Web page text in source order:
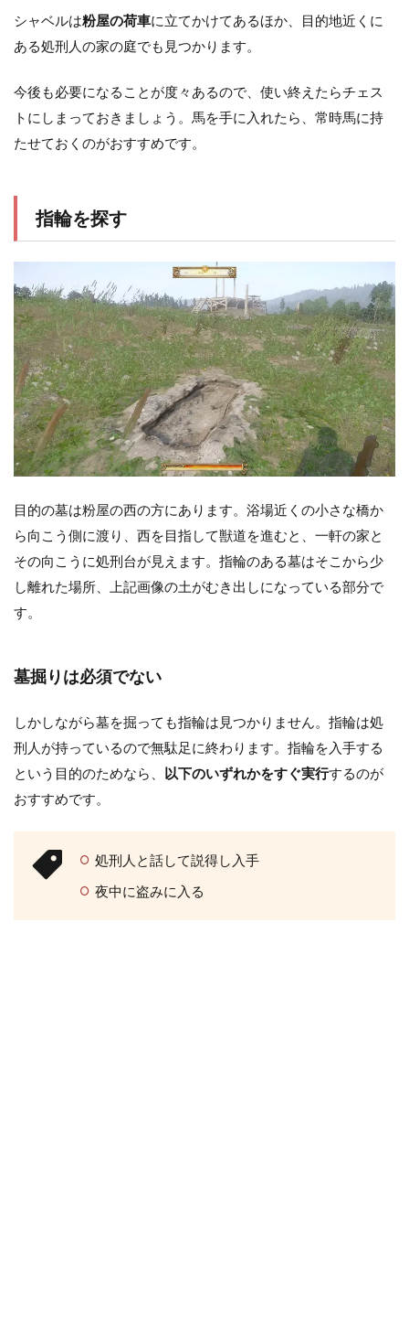
シャベルは粉屋の荷車に立てかけてあるほか、目的地近くに
ある処刑人の家の庭でも見つかります。
今後も必要になることが度々あるので、使い終えたらチェス
トにしまっておきましょう。馬を手に入れたら、常時馬に持
たせておくのがおすすめです。
指輪を探す
目的の墓は粉屋の西の方にあります。浴場近くの小さな橋か
ら向こう側に渡り、西を目指して獣道を進むと、一軒の家と
その向こうに処刑台が見えます。指輪のある墓はそこから少
し離れた場所、上記画像の土がむき出しになっている部分で
す。
墓掘りは必須でない
しかしながら墓を掘っても指輪は見つかりません。指輪は処
刑人が持っているので無駄足に終わります。指輪を入手する
という目的のためなら、 以下のいずれかをすぐ実行するのが
おすすめです。
処刑人と話して説得し入手
夜中に盗みに入る